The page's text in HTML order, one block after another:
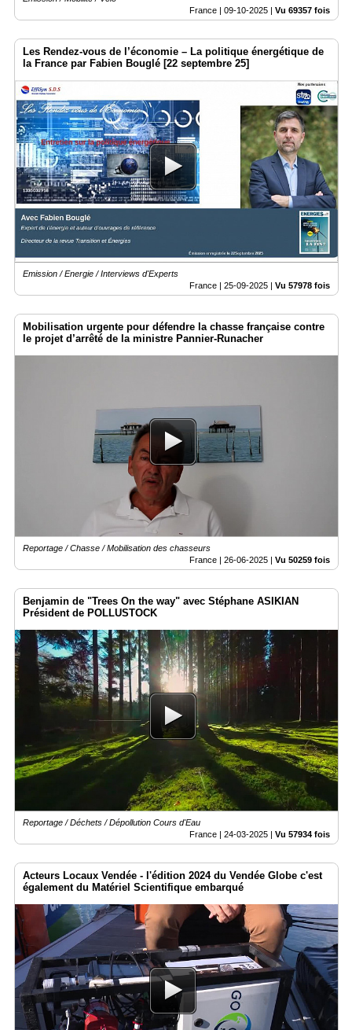
France | 09-10-2025 Vu 69357 fois
Les Rendez-vous de l’économie – La politique énergétique de
la France par Fabien Bouglé [22 septembre 25]
Emission / Energie / Interviews d'Experts
France | 25-09-2025 | Vu 57978 fois
Mobilisation urgente pour défendre la chasse française contre
le projet d’arrêté de la ministre Pannier-Runacher
Reportage / Chasse / Mobilisation des chasseurs
France | 26-06-2025 | Vu 50259 fois
Benjamin de "Trees On the way" avec Stéphane ASIKIAN
Président de POLLUSTOCK
Reportage / Déchets / Dépollution Cours d'Eau
France | 24-03-2025 Vu 57934 fois
Acteurs Locaux Vendée - l'édition 2024 du Vendée Globe c'est
également du Matériel Scientifique embarqué